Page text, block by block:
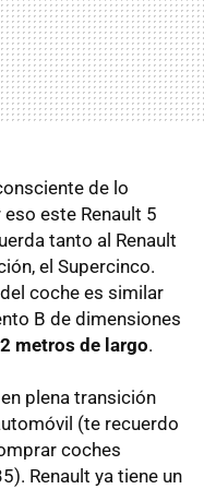
de lo
este Renault 5
tanto al Renault
el Supercinco.
coche es similar
B de dimensiones
metros de largo.
plena transición
(te recuerdo
coches
Renault ya tiene un